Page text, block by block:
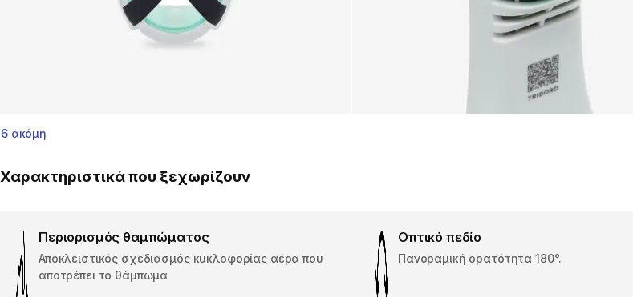
6 ακόμη
Χαρακτηριστικά που ξεχωρίζουν
Περιορισμός θαμπώματος
Αποκλειστικός σχεδιασμός κυκλοφορίας αέρα που
αποτρέπει το θάμπωμα
Οπτικό πεδίο
Πανοραμική ορατότητα 180°.